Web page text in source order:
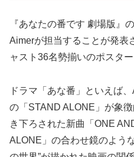
『あなたの番です 劇場版』
Aimerが担当することが発表
ャスト36名勢揃いのポスタ
ドラマ「あな番」といえば
の「STAND ALONE」が象
き下ろされた新曲「ONE
ALONE」の合わせ鏡のよう